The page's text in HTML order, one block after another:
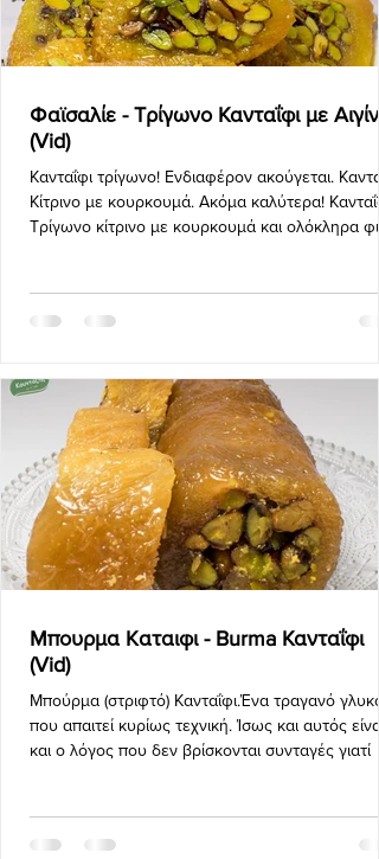
Φαϊσαλίε - Τρίγωνο Κανταΐφι με
(Vid)
Κανταΐφι τρίγωνο! Ενδιαφέρον ακούγεται.
Κίτρινο με κουρκουμά. Ακόμα καλύτερα!
Τρίγωνο κίτρινο με κουρκουμά και ολόκληρα φι
Mπουρμα Kαταιφι - Burma Κανταΐφι
(Vid)
Μπούρμα (στριφτό) Κανταΐφι.Ένα τραγανό γλυκό
που απαιτεί κυρίως τεχνική. Ίσως και αυτός είναι
και ο λόγος που δεν βρίσκονται συνταγές γιατί